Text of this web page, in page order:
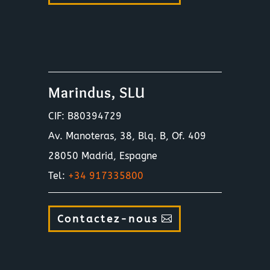
Marindus, SLU
CIF: B80394729
Av. Manoteras, 38, Blq. B, Of. 409
28050 Madrid, Espagne
Tel: +34 917335800
Contactez-nous